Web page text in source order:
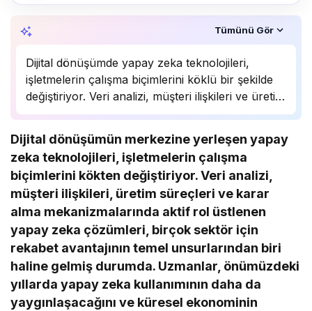
Tümünü Gör
Dijital dönüşümde yapay zeka teknolojileri,
işletmelerin çalışma biçimlerini köklü bir şekilde
değiştiriyor. Veri analizi, müşteri ilişkileri ve üretim
süreçlerinde önemli bir rol oynayan yapay zeka,
Uzmanlar, bu teknolojinin önümüzdeki yıllarda
daha da yaygınlaşarak…
Dijital dönüşümün merkezine yerleşen yapay
zeka teknolojileri, işletmelerin çalışma
biçimlerini kökten değiştiriyor. Veri analizi,
müşteri ilişkileri, üretim süreçleri ve karar
alma mekanizmalarında aktif rol üstlenen
yapay zeka çözümleri, birçok sektör için
rekabet avantajının temel unsurlarından biri
haline gelmiş durumda. Uzmanlar, önümüzdeki
yıllarda yapay zeka kullanımının daha da
yaygınlaşacağını ve küresel ekonominin